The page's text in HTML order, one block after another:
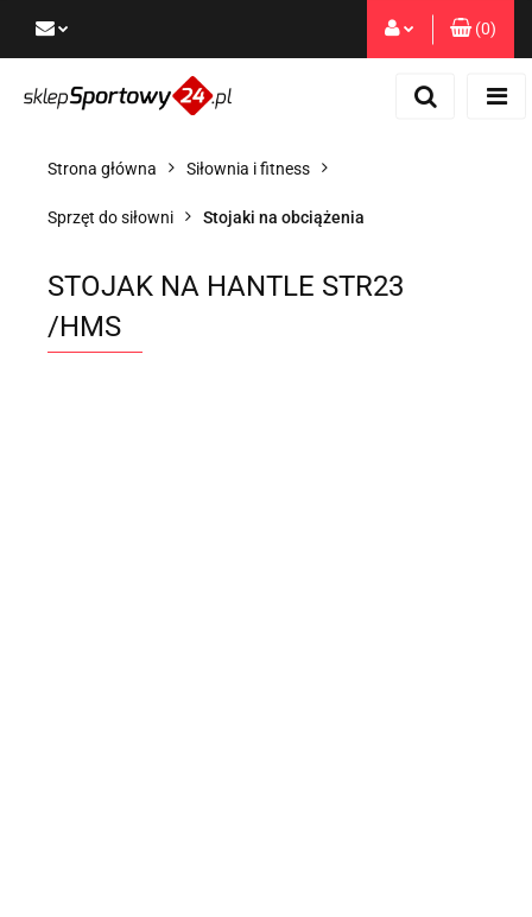
Dodaj zgłoszenie
(0)
Strona główna Siłownia i fitness
Sprzęt do siłowni Stojaki na obciążenia
STOJAK NA HANTLE STR23
/HMS